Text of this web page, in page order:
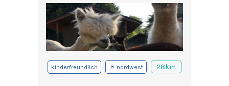
kinderfreundlich ➣ nordwest 28km